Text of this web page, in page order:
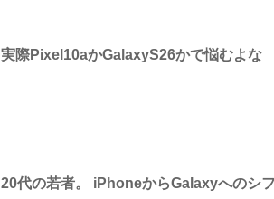
実際Pixel10aかGalaxyS26かで悩むよな
20代の若者。 iPhoneからGalaxyへのシ